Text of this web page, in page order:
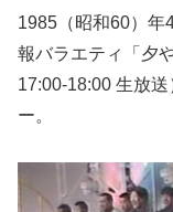
1985（昭和60）年
報バラエティ「夕
17:00-18:00 生放
ー。